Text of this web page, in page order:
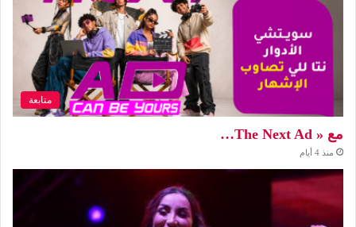
متابعة
مع « The Next Ad…
منذ 4 أيام